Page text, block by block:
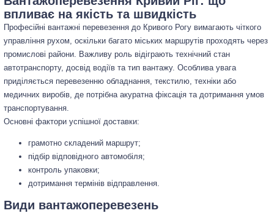
впливає на якість та швидкість
Професійні вантажні перевезення до Кривого Рогу вимагають чіткого
управління рухом, оскільки багато міських маршрутів проходять через
промислові райони. Важливу роль відіграють технічний стан
автотранспорту, досвід водіїв та тип вантажу. Особлива увага
приділяється перевезенню обладнання, текстилю, техніки або
медичних виробів, де потрібна акуратна фіксація та дотримання умов
транспортування.
Основні фактори успішної доставки:
грамотно складений маршрут;
підбір відповідного автомобіля;
контроль упаковки;
дотримання термінів відправлення.
Види вантажоперевезень